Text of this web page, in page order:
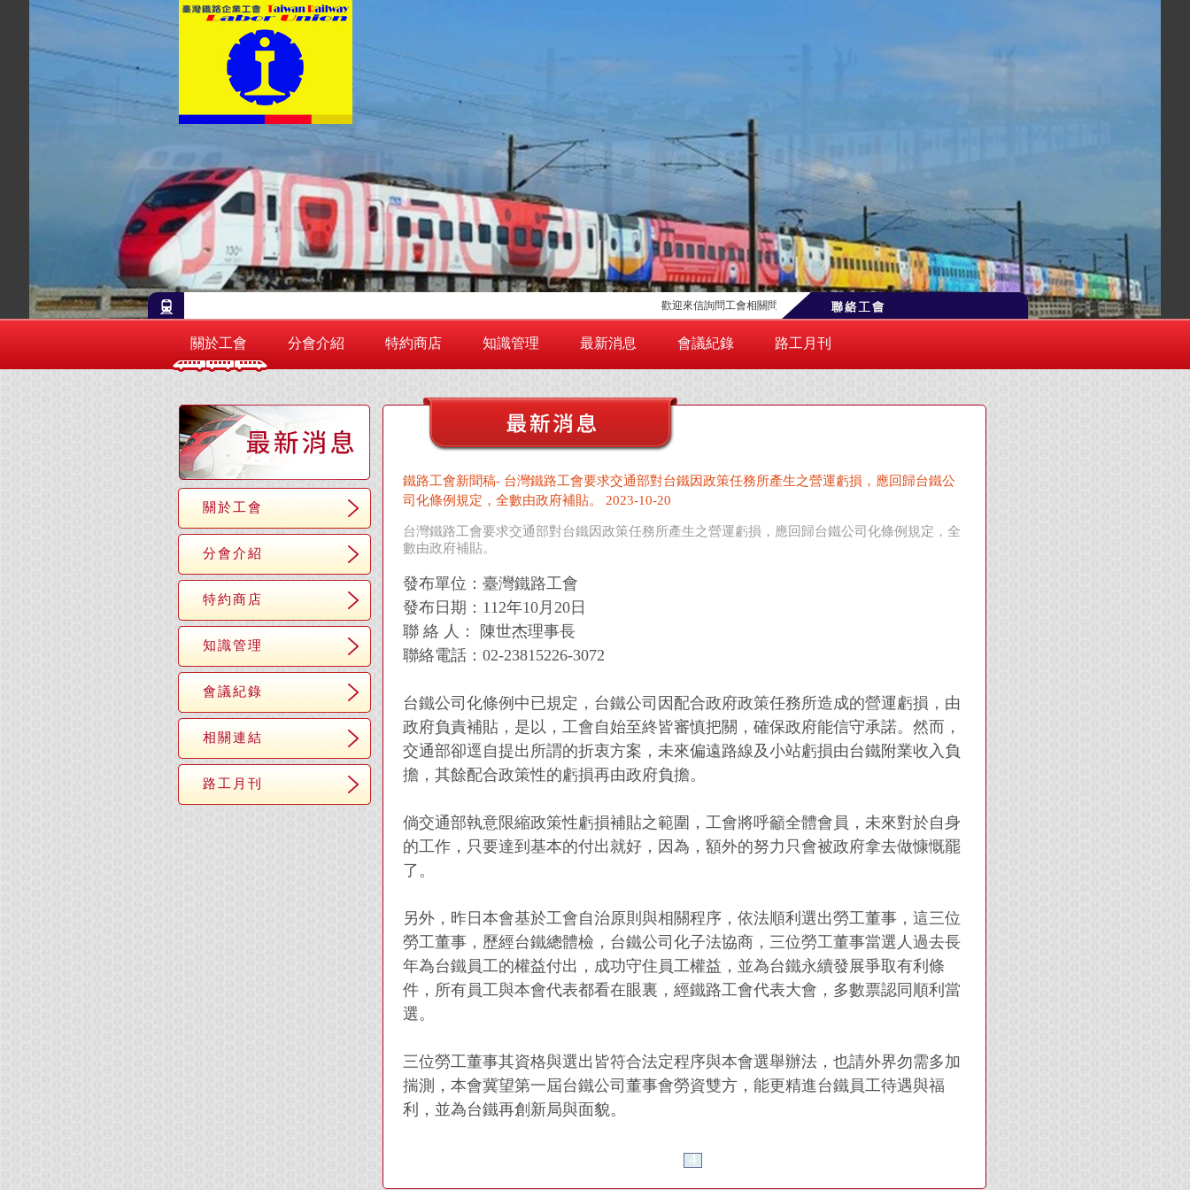
關於工會 分會介紹 特約商店 知識管理 最新消息 會議紀錄 路工月刊
歡迎來信詢問工會相關問題，請點擊右側「聯絡工會」或逕寄 trlu0100@gmail.com
關於工會
分會介紹
特約商店
知識管理
會議紀錄
相關連結
路工月刊
鐵路工會新聞稿- 台灣鐵路工會要求交通部對台鐵因政策任務所產生之營運虧損，應回歸台鐵公
司化條例規定，全數由政府補貼。 2023-10-20
台灣鐵路工會要求交通部對台鐵因政策任務所產生之營運虧損，應回歸台鐵公司化條例規定，全
數由政府補貼。
發布單位：臺灣鐵路工會
發布日期：112年10月20日
聯 絡 人： 陳世杰理事長
聯絡電話：02-23815226-3072
台鐵公司化條例中已規定，台鐵公司因配合政府政策任務所造成的營運虧損，由
政府負責補貼，是以，工會自始至終皆審慎把關，確保政府能信守承諾。然而，
交通部卻逕自提出所謂的折衷方案，未來偏遠路線及小站虧損由台鐵附業收入負
擔，其餘配合政策性的虧損再由政府負擔。
倘交通部執意限縮政策性虧損補貼之範圍，工會將呼籲全體會員，未來對於自身
的工作，只要達到基本的付出就好，因為，額外的努力只會被政府拿去做慷慨罷
了。
另外，昨日本會基於工會自治原則與相關程序，依法順利選出勞工董事，這三位
勞工董事，歷經台鐵總體檢，台鐵公司化子法協商，三位勞工董事當選人過去長
年為台鐵員工的權益付出，成功守住員工權益，並為台鐵永續發展爭取有利條
件，所有員工與本會代表都看在眼裏，經鐵路工會代表大會，多數票認同順利當
選。
三位勞工董事其資格與選出皆符合法定程序與本會選舉辦法，也請外界勿需多加
揣測，本會冀望第一屆台鐵公司董事會勞資雙方，能更精進台鐵員工待遇與福
利，並為台鐵再創新局與面貌。
4